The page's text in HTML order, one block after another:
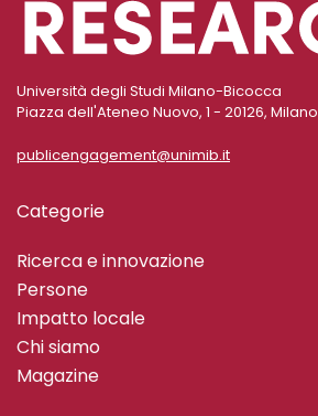
Università degli Studi Milano-Bicocca
Piazza dell'Ateneo Nuovo, 1 - 20126, Milano
publicengagement@unimib.it
Categorie
Ricerca e innovazione
Persone
Impatto locale
Chi siamo
Magazine